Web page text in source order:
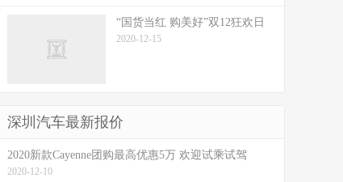
“国货当红 购美好”双12狂欢日
2020-12-15
深圳汽车最新报价
2020新款Cayenne团购最高优惠5万 欢迎试乘试驾
2020-12-10